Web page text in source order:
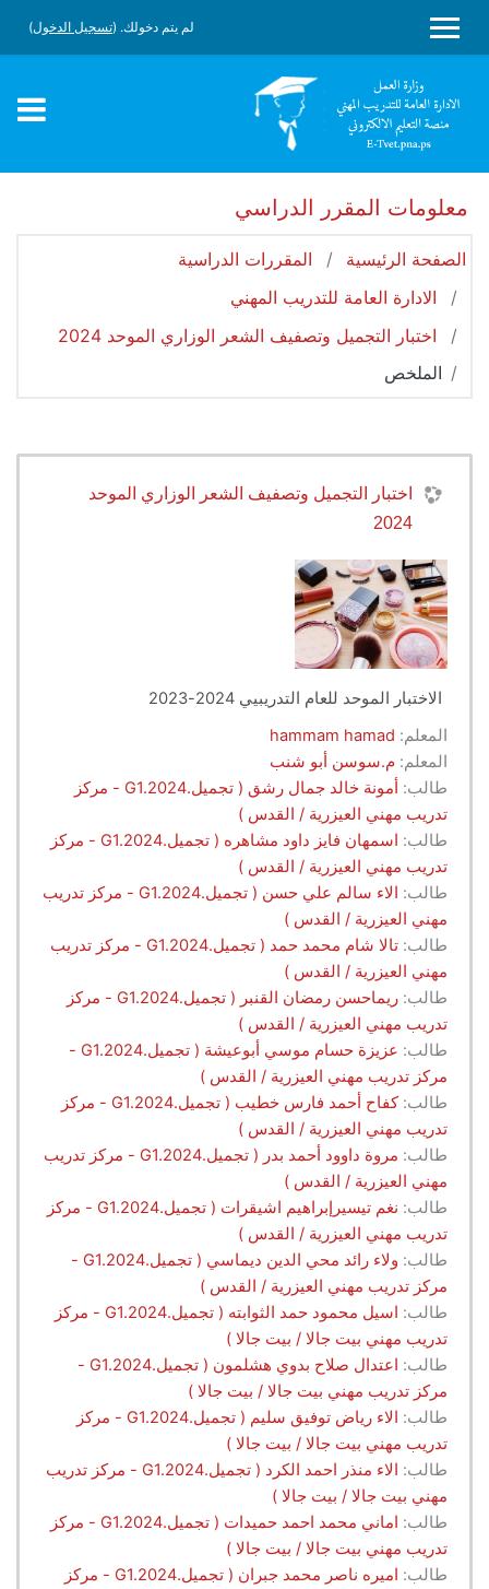
واجهة جانبية
لم يتم دخولك. (تسجيل الدخول)
معلومات المقرر الدراسي
الصفحة الرئيسية
المقررات الدراسية
الادارة العامة للتدريب المهني
اختبار التجميل وتصفيف الشعر الوزاري الموحد 2024
الملخص
اختبار التجميل وتصفيف الشعر الوزاري الموحد
2024
الاختبار الموحد للعام التدريبيي 2024-2023
المعلم: hammam hamad
المعلم: م.سوسن أبو شنب
طالب:
أمونة خالد جمال رشق ( تجميل.G1.2024 - مركز
تدريب مهني العيزرية / القدس )
طالب:
اسمهان فايز داود مشاهره ( تجميل.G1.2024 - مركز
تدريب مهني العيزرية / القدس )
طالب:
الاء سالم علي حسن ( تجميل.G1.2024 - مركز تدريب
مهني العيزرية / القدس )
طالب:
تالا شام محمد حمد ( تجميل.G1.2024 - مركز تدريب
مهني العيزرية / القدس )
طالب:
ريماحسن رمضان القنبر ( تجميل.G1.2024 - مركز
تدريب مهني العيزرية / القدس )
طالب:
عزيزة حسام موسي أبوعيشة ( تجميل.G1.2024 -
مركز تدريب مهني العيزرية / القدس )
طالب:
كفاح أحمد فارس خطيب ( تجميل.G1.2024 - مركز
تدريب مهني العيزرية / القدس )
طالب:
مروة داوود أحمد بدر ( تجميل.G1.2024 - مركز تدريب
مهني العيزرية / القدس )
طالب:
نغم تيسيرإبراهيم اشيقرات ( تجميل.G1.2024 - مركز
تدريب مهني العيزرية / القدس )
طالب:
ولاء رائد محي الدين ديماسي ( تجميل.G1.2024 -
مركز تدريب مهني العيزرية / القدس )
طالب:
اسيل محمود حمد الثوابته ( تجميل.G1.2024 - مركز
تدريب مهني بيت جالا / بيت جالا )
طالب:
اعتدال صلاح بدوي هشلمون ( تجميل.G1.2024 -
مركز تدريب مهني بيت جالا / بيت جالا )
طالب:
الاء رياض توفيق سليم ( تجميل.G1.2024 - مركز
تدريب مهني بيت جالا / بيت جالا )
طالب:
الاء منذر احمد الكرد ( تجميل.G1.2024 - مركز تدريب
مهني بيت جالا / بيت جالا )
طالب:
اماني محمد احمد حميدات ( تجميل.G1.2024 - مركز
تدريب مهني بيت جالا / بيت جالا )
طالب:
اميره ناصر محمد جبران ( تجميل.G1.2024 - مركز